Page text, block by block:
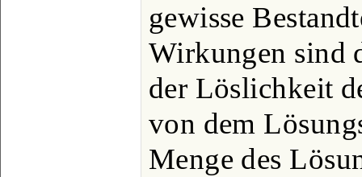
gewisse
Wirkungen sind
der Löslichkeit
von dem
Menge des